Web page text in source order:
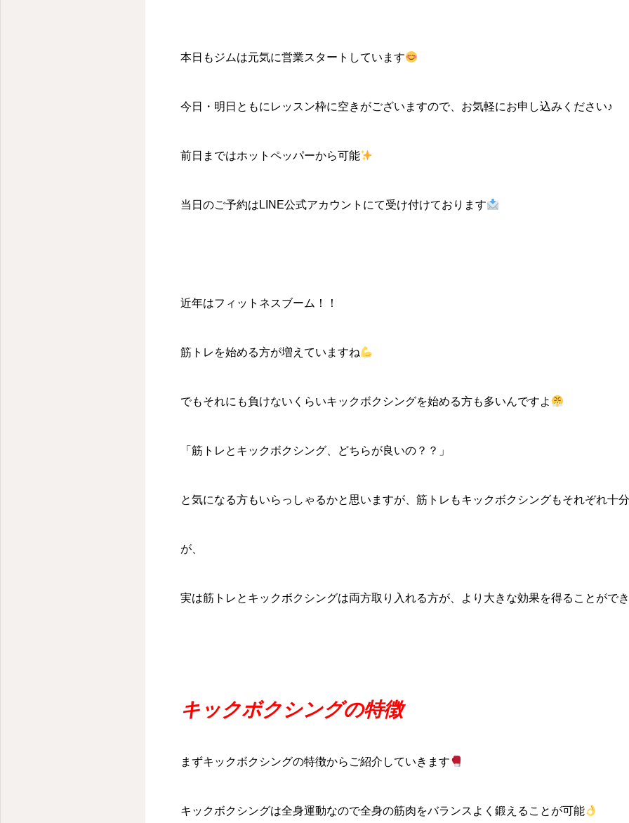
本日もジムは元気に営業スタートしています
今日・明日ともにレッスン枠に空きがございますので、お気軽にお申し込みください♪
前日まではホットペッパーから可能
当日のご予約はLINE公式アカウントにて受け付けております
近年はフィットネスブーム！！
筋トレを始める方が増えていますね
でもそれにも負けないくらいキックボクシングを始める方も多いんですよ
「筋トレとキックボクシング、どちらが良いの？？」
と気になる方もいらっしゃるかと思いますが、筋トレもキックボクシングもそれぞれ十
が、
実は筋トレとキックボクシングは両方取り入れる方が、より大きな効果を得ることがで
キックボクシングの特徴
まずキックボクシングの特徴からご紹介していきます
キックボクシングは全身運動なので全身の筋肉をバランスよく鍛えることが可能